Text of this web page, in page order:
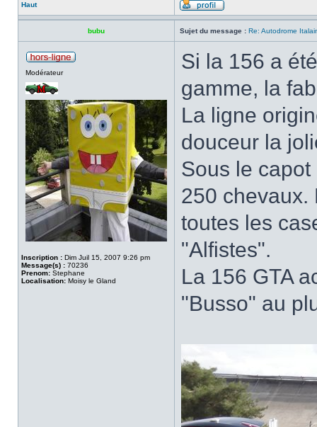
Haut
bubu Sujet du message : Re: Autodrome
Modérateur
Inscription : Dim Juil 15, 2007 9:26 pm
Message(s) : 70236
Prenom: Stephane
Localisation: Moisy le Gland
Si la 156 a
gamme, la
La ligne
douceur la
Sous le
250 chevaux.
toutes les
"Alfistes".
La 156 GTA
"Busso" au